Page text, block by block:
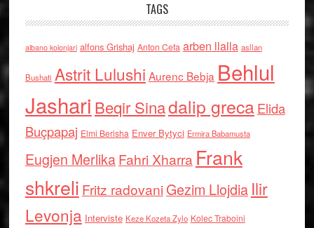
TAGS
albano kolonjari alfons Grishaj Anton Cefa arben llalla asllan
Bushati Astrit Lulushi Aurenc Bebja Behlul
Jashari Beqir Sinadalip grecaElida
Buçpapaj Elmi Berisha Enver Bytyci Ermira Babamusta
Eugjen MerlikaFahri Xharra Frank
shkreli Fritz radovaniGezim Llojdia Ilir
Levonja Interviste Keze Kozeta Zylo Kolec Traboini